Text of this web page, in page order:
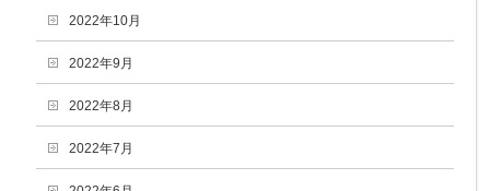
2022年10月
2022年9月
2022年8月
2022年7月